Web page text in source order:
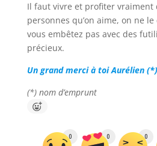
Il faut vivre et profiter vraiment
personnes qu’on aime, on ne
vous embêtez pas avec des
précieux.
Un grand merci à toi Aurélien
(*) nom d’emprunt
0 0 0